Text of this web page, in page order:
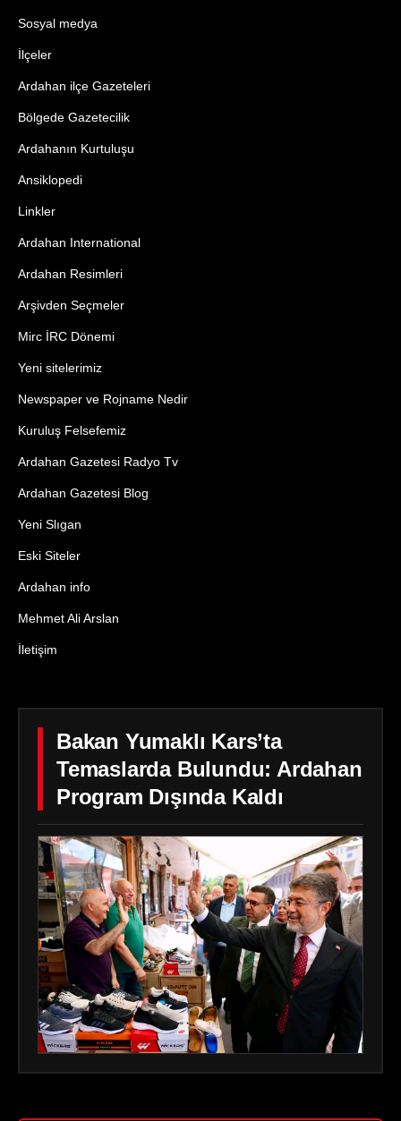
Sosyal medya
İlçeler
Ardahan ilçe Gazeteleri
Bölgede Gazetecilik
Ardahanın Kurtuluşu
Ansiklopedi
Linkler
Ardahan International
Ardahan Resimleri
Arşivden Seçmeler
Mirc İRC Dönemi
Yeni sitelerimiz
Newspaper ve Rojname Nedir
Kuruluş Felsefemiz
Ardahan Gazetesi Radyo Tv
Ardahan Gazetesi Blog
Yeni Slıgan
Eski Siteler
Ardahan info
Mehmet Ali Arslan
İletişim
Bakan Yumaklı Kars’ta
Temaslarda Bulundu: Ardahan
Program Dışında Kaldı